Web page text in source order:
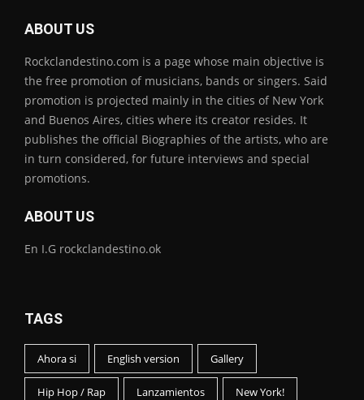
ABOUT US
Rockclandestino.com is a page whose main objective is
the free promotion of musicians, bands or singers. Said
promotion is projected mainly in the cities of New York
and Buenos Aires, cities where its creator resides. It
publishes the official Biographies of the artists, who are
in turn considered, for future interviews and special
promotions.
ABOUT US
En I.G rockclandestino.ok
TAGS
Ahora si English version Gallery
Hip Hop / Rap Lanzamientos New York!